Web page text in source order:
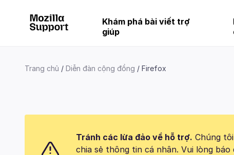
Khám phá bài viết trợ
giúp
Trang chủ Diễn đàn cộng đồng Firefox
Tránh các lừa đảo về hỗ trợ. Chúng
chia sẻ thông tin cá nhân. Vui lòng